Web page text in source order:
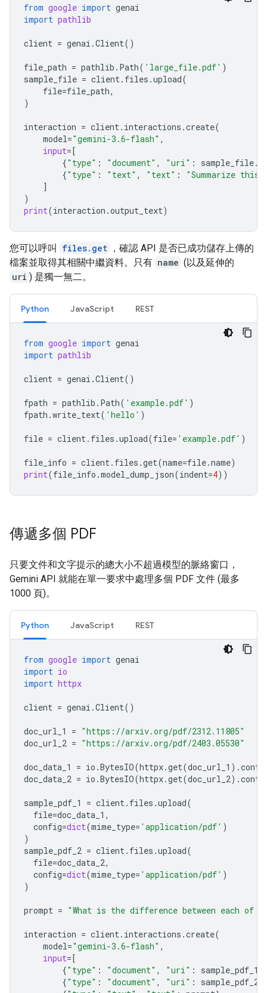
from google import genai
import pathlib
client = genai .Client()
file_path = pathlib . Path( 'large_file.pdf' )
sample_file = client. files .upload(
file=file_path,
)
interaction = client. interactions .create(
model="gemini-3.6-flash" ,
input=[
{"type" : "document" , "uri" : sample_file.
{"type" : "text" , "text" :
"Summarize this
]
)
print(interaction .output_text)
您可以呼叫 files.get ，確認 API 是否已成功儲存上傳的
檔案並取得其相關中繼資料。只有 name (以及延伸的
uri ) 是獨一無二。
Python JavaScript REST
from google import genai
import pathlib
client = genai .Client()
fpath = pathlib . Path( 'example.pdf' )
fpath .write_text( 'hello' )
file = client. files .upload(file= 'example.pdf' )
file_info = client. files .get(name=file.name)
print(file_info .model_dump_json(indent=4))
傳遞多個 PDF
只要文件和文字提示的總大小不超過模型的脈絡窗口，
Gemini API 就能在單一要求中處理多個 PDF 文件 (最多
1000 頁)。
Python JavaScript REST
from google import genai
import io
import httpx
client = genai .Client()
doc_url_1 = "https://arxiv.org/pdf/2312.11805"
doc_url_2 = "https://arxiv.org/pdf/2403.05530"
doc_data_1 = io .BytesIO(httpx.get(doc_url_1 ) .
doc_data_2 = io .BytesIO(httpx.get(doc_url_2) .
sample_pdf_1 = client. files .upload(
file=doc_data_1 ,
config=dict(mime_type= 'application/pdf' )
)
sample_pdf_2 = client. files .upload(
file=doc_data_2,
config=dict(mime_type= 'application/pdf' )
)
prompt = "What is the difference between each of
interaction = client. interactions .create(
model="gemini-3.6-flash" ,
input=[
{"type" : "document" , "uri" : sample_pdf_1
{"type" : "document" , "uri" : sample_pdf_2